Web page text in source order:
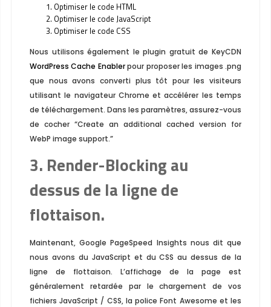
Optimiser le code HTML
Optimiser le code JavaScript
Optimiser le code CSS
Nous utilisons également le plugin gratuit de KeyCDN
WordPress Cache Enablerpour proposer les images.png
que nous avons converti plus tôt pour les visiteurs
utilisant le navigateur Chrome et accélérer les temps
de téléchargement. Dans les paramètres, assurez-vous
de cocher “Create an additional cached version for
WebP image support.”
3. Render-Blocking au
dessus de la ligne de
flottaison.
Maintenant, Google PageSpeed ​​Insights nous dit que
nous avons du JavaScript et du CSS au dessus de la
ligne de flottaison. L’affichage de la page est
généralement retardée par le chargement de vos
fichiers JavaScript / CSS, la police Font Awesome et les